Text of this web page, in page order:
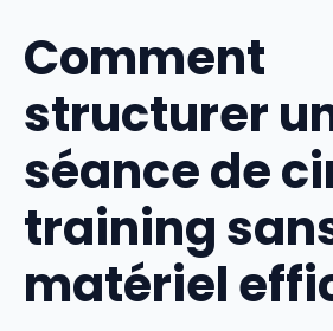
Comment
structurer
séance de
training
matériel